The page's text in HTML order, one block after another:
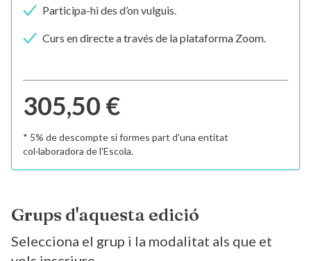
Participa-hi des d’on vulguis.
Curs en directe a través de la plataforma Zoom.
305,50 €
* 5% de descompte si formes part d'una entitat
col·laboradora de l'Escola.
Grups d'aquesta edició
Selecciona el grup i la modalitat als que et